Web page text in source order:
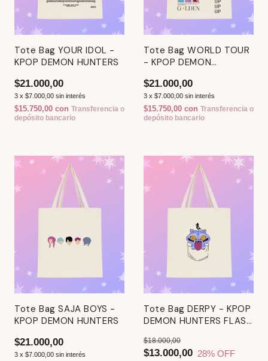
Tote Bag YOUR IDOL -
KPOP DEMON HUNTERS
$21.000,00
3 x $7.000,00 sin interés
$15.750,00 con Transferencia o
depósito bancario
Tote Bag WORLD TOUR
- KPOP DEMON
$21.000,00
3 x $7.000,00 sin interés
$15.750,00 con Transferencia o
depósito bancario
Tote Bag SAJA BOYS -
KPOP DEMON HUNTERS
$21.000,00
3 x $7.000,00 sin interés
Tote Bag DERPY - KPOP
DEMON HUNTERS FLASH
$13.000,00
$18.000,00
28% OFF